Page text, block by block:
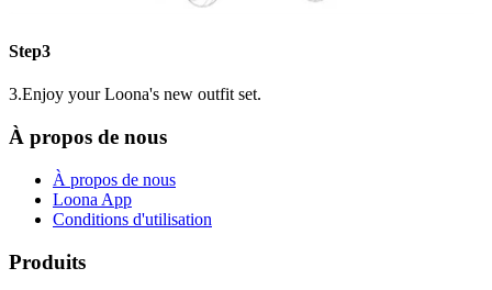
Step3
3.Enjoy your Loona's new outfit set.
À propos de nous
À propos de nous
Loona App
Conditions d'utilisation
Produits